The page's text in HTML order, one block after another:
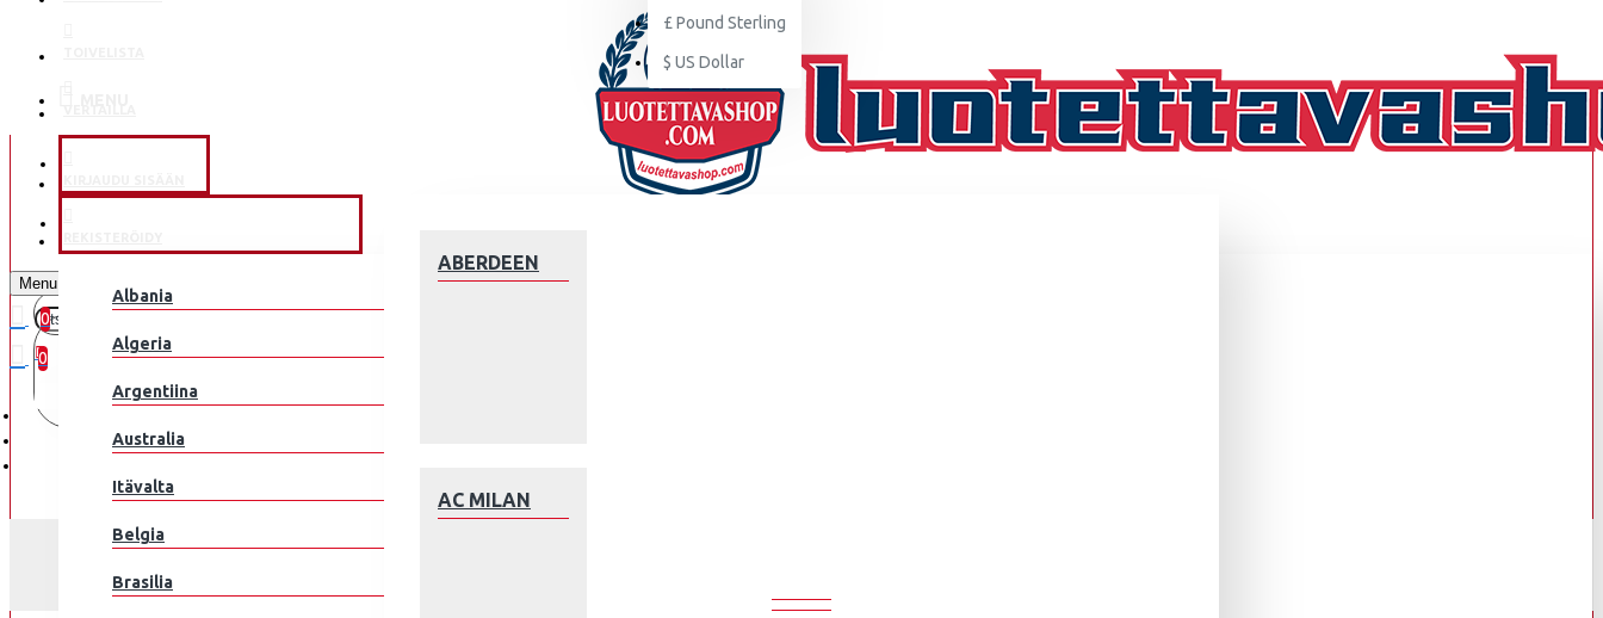
£ Pound Sterling
$ US Dollar
Ostoskorisi on tyhjä!
ABERDEEN
AC MILAN
Albania
Algeria
Argentiina
Australia
Itävalta
Belgia
Brasilia
Menu
0
0